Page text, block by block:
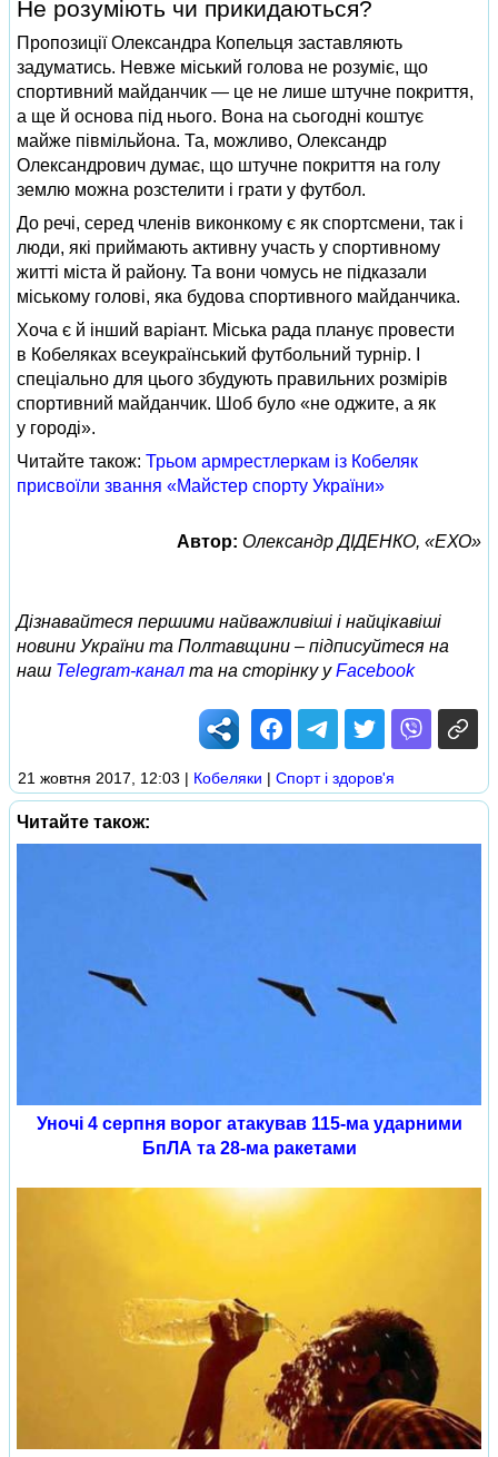
Не розуміють чи прикидаються?
Пропозиції Олександра Копельця заставляють
задуматись. Невже міський голова не розуміє, що
спортивний майданчик — це не лише штучне покриття,
а ще й основа під нього. Вона на сьогодні коштує
майже півмільйона. Та, можливо, Олександр
Олександрович думає, що штучне покриття на голу
землю можна розстелити і грати у футбол.
До речі, серед членів виконкому є як спортсмени, так і
люди, які приймають активну участь у спортивному
житті міста й району. Та вони чомусь не підказали
міському голові, яка будова спортивного майданчика.
Хоча є й інший варіант. Міська рада планує провести
в Кобеляках всеукраїнський футбольний турнір. І
спеціально для цього збудують правильних розмірів
спортивний майданчик. Шоб було «не оджите, а як
у городі».
Читайте також: Трьом армрестлеркам із Кобеляк
присвоїли звання «Майстер спорту України»
Автор: Олександр ДІДЕНКО, «ЕХО»
Дізнавайтеся першими найважливіші і найцікавіші
новини України та Полтавщини – підписуйтеся на
наш Telegram-канал та на сторінку уFacebook
21 жовтня 2017, 12:03 | Кобеляки | Спорт і здоров'я
Читайте також:
Уночі 4 серпня ворог атакував 115-ма ударними
БпЛА та 28-ма ракетами